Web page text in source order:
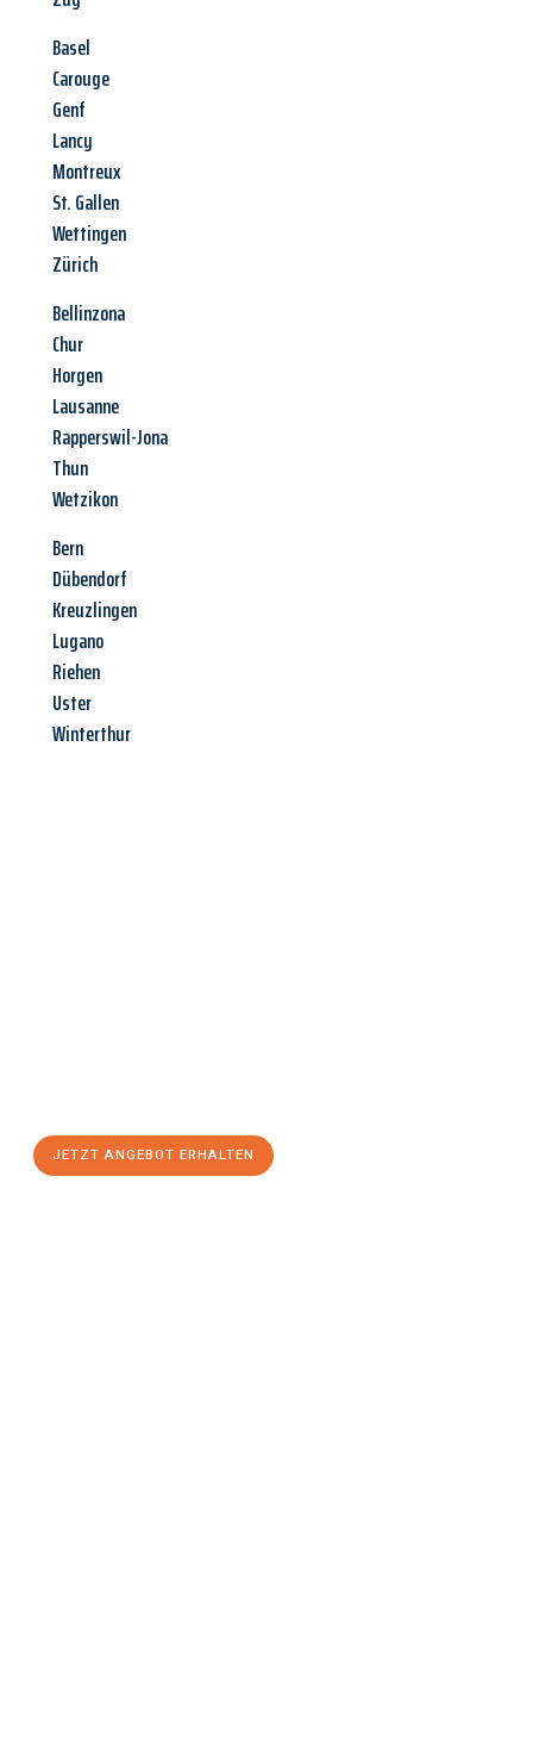
Basel
Carouge
Genf
Lancy
Montreux
St. Gallen
Wettingen
Zürich
Bellinzona
Chur
Horgen
Lausanne
Rapperswil-Jona
Thun
Wetzikon
Bern
Dübendorf
Kreuzlingen
Lugano
Riehen
Uster
Winterthur
JETZT ANGEBOT ERHALTEN